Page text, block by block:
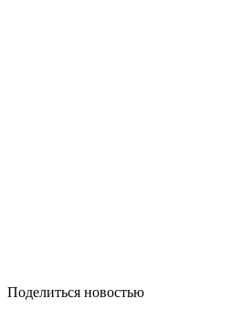
Поделиться новостью